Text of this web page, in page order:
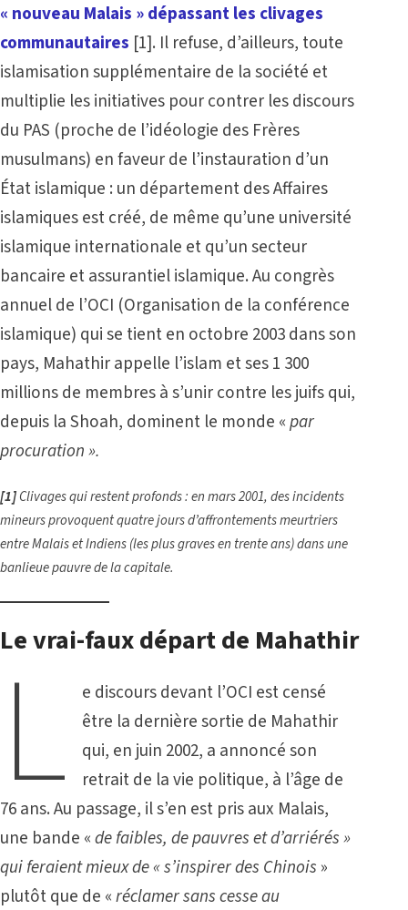
« nouveau Malais » dépassant les clivages
communautaires [1]. Il refuse, d’ailleurs, toute
islamisation supplémentaire de la société et
multiplie les initiatives pour contrer les discours
du PAS (proche de l’idéologie des Frères
musulmans) en faveur de l’instauration d’un
État islamique : un département des Affaires
islamiques est créé, de même qu’une université
islamique internationale et qu’un secteur
bancaire et assurantiel islamique. Au congrès
annuel de l’OCI (Organisation de la conférence
islamique) qui se tient en octobre 2003 dans son
pays, Mahathir appelle l’islam et ses 1 300
millions de membres à s’unir contre les juifs qui,
depuis la Shoah, dominent le monde «par
procuration ».
[1]Clivages qui restent profonds : en mars 2001, des incidents
mineurs provoquent quatre jours d’affrontements meurtriers
entre Malais et Indiens (les plus graves en trente ans) dans une
banlieue pauvre de la capitale.
Le vrai-faux départ de Mahathir
L
e discours devant l’OCI est censé
être la dernière sortie de Mahathir
qui, en juin 2002, a annoncé son
retrait de la vie politique, à l’âge de
76 ans. Au passage, il s’en est pris aux Malais,
une bande «de faibles, de pauvres et d’arriérés »
qui feraient mieux de « s’inspirer des Chinois »
plutôt que de «réclamer sans cesse au